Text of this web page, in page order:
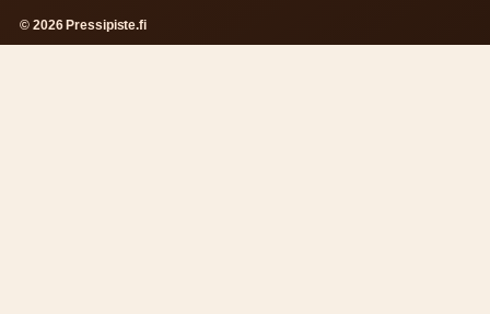
© 2026 Pressipiste.fi